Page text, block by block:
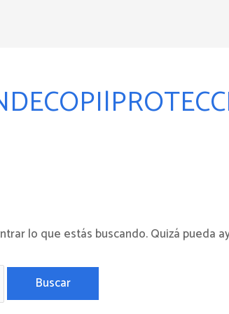
lo que estás buscando. Quizá pueda